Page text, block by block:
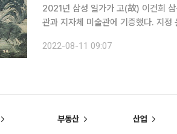
2021년 삼성 일가가 고(故) 이건희
관과 지자체 미술관에 기증했다. 지
2022-08-11 09:07
부동산 산업